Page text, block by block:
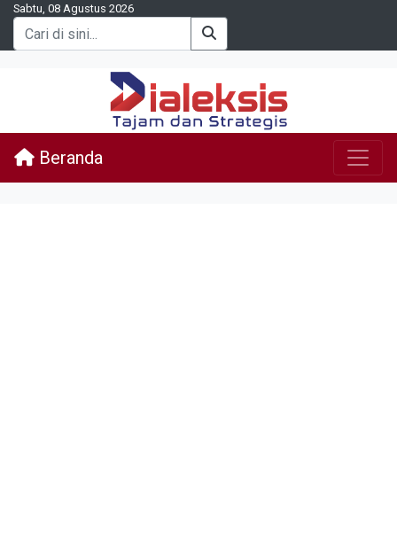
Sabtu, 08 Agustus 2026
Beranda